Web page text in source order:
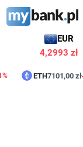
EUR
4,3005 zł
ETH 7101,00 zł 0,38%